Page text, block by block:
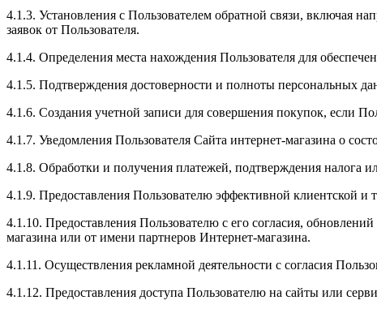
4.1.3. Установления с Пользователем обратной связи, включая
заявок от Пользователя.
4.1.4. Определения места нахождения Пользователя для
4.1.5. Подтверждения достоверности и полноты персональных
4.1.6. Создания учетной записи для совершения покупок, если
4.1.7. Уведомления Пользователя Сайта интернет-магазина о
4.1.8. Обработки и получения платежей, подтверждения налога
4.1.9. Предоставления Пользователю эффективной клиентской
4.1.10. Предоставления Пользователю с его согласия,
магазина или от имени партнеров Интернет-магазина.
4.1.11. Осуществления рекламной деятельности с согласия
4.1.12. Предоставления доступа Пользователю на сайты или